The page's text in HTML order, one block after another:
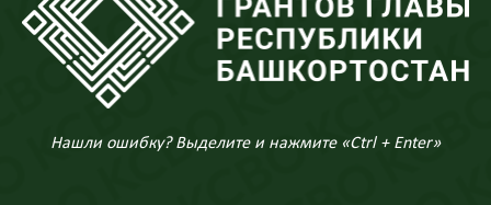
Нашли ошибку? Выделите и нажмите «Ctrl + Enter»